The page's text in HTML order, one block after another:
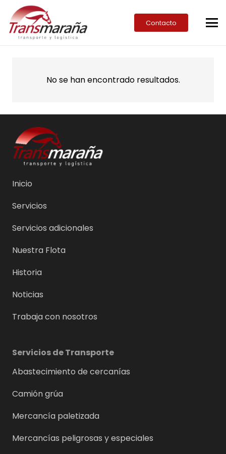
Contacto
No se han encontrado resultados.
Inicio
Servicios
Servicios adicionales
Nuestra Flota
Historia
Noticias
Trabaja con nosotros
Servicios de Transporte
Abastecimiento de cercanías
Camión grúa
Mercancía paletizada
Mercancías peligrosas y especiales